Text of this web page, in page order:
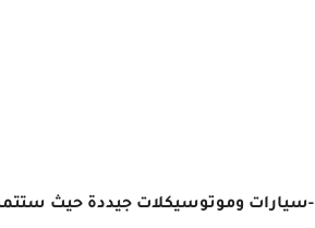
-سيارات وموتوسيكلات جيددة حيث